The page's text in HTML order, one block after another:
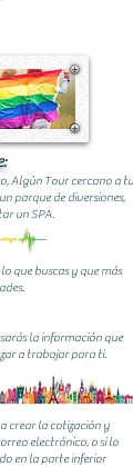
Algún Tour cercano a tu
parque de diversiones,
un SPA.
que buscas y que más
la información que
a trabajar para ti.
crear la cotización y
electrónico, o si lo
en la parte inferior